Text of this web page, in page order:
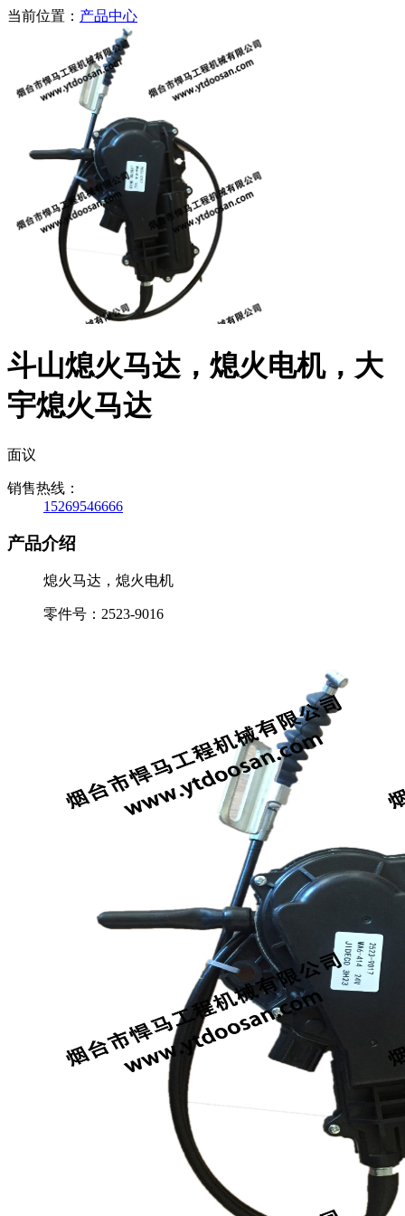
当前位置： 产品中心
斗山熄火马达，熄火电机，大
宇熄火马达
面议
销售热线：
15269546666
产品介绍
熄火马达，熄火电机
零件号：2523-9016